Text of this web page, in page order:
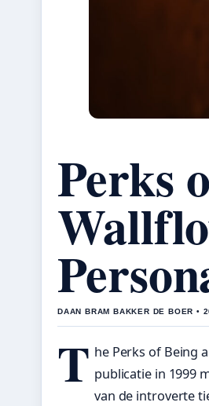
Perks
DAAN BRAM BAKKER DE BOER •
T he Perks of Being
publicatie in 1999
van de introverte